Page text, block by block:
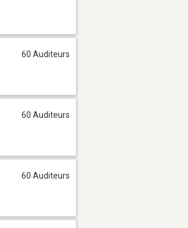
60 Auditeurs
60 Auditeurs
60 Auditeurs